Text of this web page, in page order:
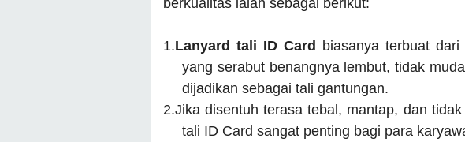
berkualitas ialah sebagai berikut:
1.Lanyard tali ID Card biasanya terbuat
yang serabut benangnya lembut, tidak
dijadikan sebagai tali gantungan.
2.Jika disentuh terasa tebal, mantap, dan
tali ID Card sangat penting bagi para